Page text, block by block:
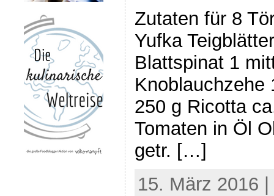
Zutaten für 8
Yufka
Blattspinat 1
Knoblauchzehe
250 g Ricotta
Tomaten in Öl
getr. […]
15. März 2016